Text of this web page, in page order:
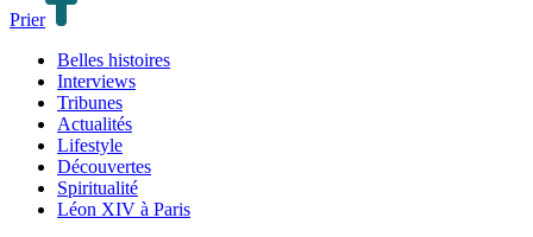
Prier
Belles histoires
Interviews
Tribunes
Actualités
Lifestyle
Découvertes
Spiritualité
Léon XIV à Paris